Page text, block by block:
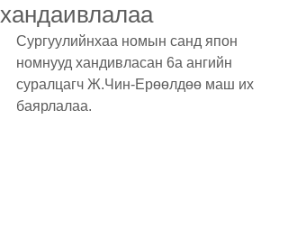
хандаивлалаа
Сургуулийнхаа номын санд япон
номнууд хандивласан 6а ангийн
суралцагч Ж.Чин-Ерөөлдөө маш их
баярлалаа.